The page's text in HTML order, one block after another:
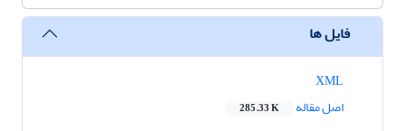
فایل ها
اصل مقاله
285.33 K